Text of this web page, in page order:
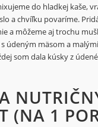
do hladkej kaše,
a chvíľku povaríme.
a môžeme aj trochu
údeným mäsom a
som dala kúsky z
(NA 1